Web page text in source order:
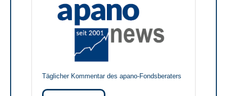
Täglicher Kommentar des apano-Fondsberaters